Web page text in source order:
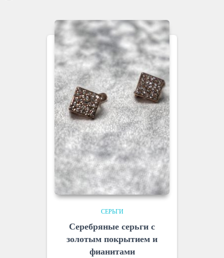
СЕРЬГИ
Серебряные серьги с
золотым покрытием и
фианитами